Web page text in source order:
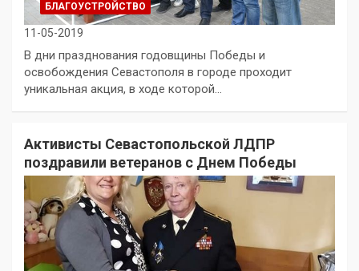
БЛАГОУСТРОЙСТВО
11-05-2019
В дни празднования годовщины Победы и
освобождения Севастополя в городе проходит
уникальная акция, в ходе которой…
Активисты Севастопольской ЛДПР
поздравили ветеранов с Днем Победы